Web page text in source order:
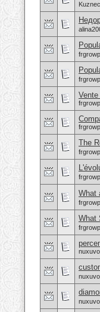
The
What
What